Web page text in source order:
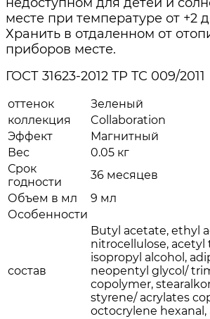
месте при температуре от +2
Хранить в отдаленном от
приборов месте.
ГОСТ 31623-2012 TP TC 009/2011
оттенок
Зеленый
коллекция
Collaboration
Эффект
Магнитный
Вес
0.05 кг
Срок
годности
36 месяцев
Объем в мл
9 мл
Особенности
состав
Butyl acetate, ethyl
nitrocellulose,
isopropyl alcohol,
neopentyl glycol/
copolymer,
styrene/ acrylates
octocrylene